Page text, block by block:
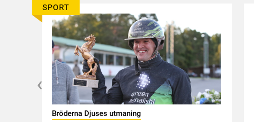
SPORT
Bröderna Djuses utmaning